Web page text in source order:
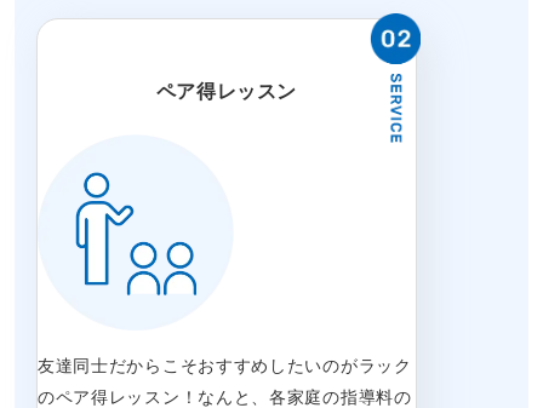
ペア得レッスン
友達同士だからこそおすすめしたいのがラック
のペア得レッスン！なんと、各家庭の指導料の